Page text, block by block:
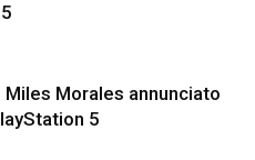
Morales annunciato
5